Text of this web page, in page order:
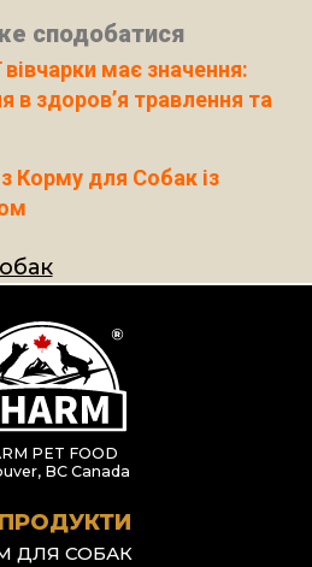
сподобатися
має значення:
в здоров’я травлення та
Корму для Собак із
PET FOOD
BC Canada
ПРОДУКТИ
ДЛЯ СОБАК